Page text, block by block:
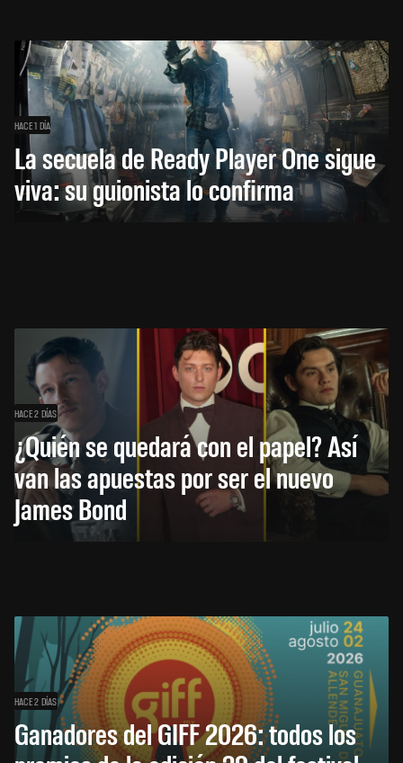
HACE 1 DÍA
La secuela de Ready Player One sigue
viva: su guionista lo confirma
HACE 2 DÍAS
¿Quién se quedará con el papel? Así
van las apuestas por ser el nuevo
James Bond
HACE 2 DÍAS
Ganadores del GIFF 2026: todos los